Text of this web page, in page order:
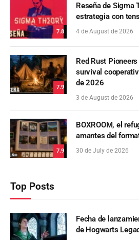
7.8
Reseña de Sigma
estrategia con
4 de August de 2026
7.9
Red Rust
survival
de 2026
3 de August de 2026
7.9
BOXROOM, el
amantes del
30 de July de 2026
Top Posts
Fecha de
de Hogwarts